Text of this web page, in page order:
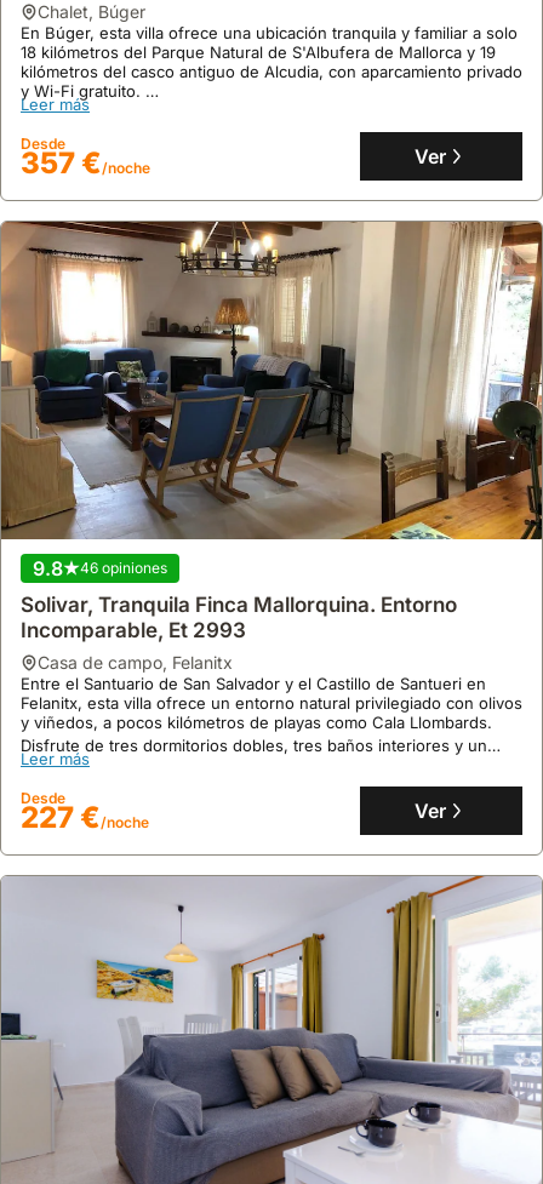
chalet, Búger
En Búger, esta villa ofrece una ubicación tranquila y familiar a solo
18 kilómetros del Parque Natural de S'Albufera de Mallorca y 19
kilómetros del casco antiguo de Alcudia, con aparcamiento privado
y Wi-Fi gratuito.
Este espacioso chalé de 90 m² con aire acondicionado dispone de
2 dormitorios para 7 personas, cocina equipada con lavavajillas, y
una piscina exterior rodeada de jardín, perfecto para alquileres
vacacionales en la zona.
Leer más
Desde
357 €/noche Ver
9.8 46 opiniones
Solivar, Tranquila Finca Mallorquina. Entorno
Incomparable, Et 2993
casa de campo, Felanitx
Entre el Santuario de San Salvador y el Castillo de Santueri en
Felanitx, esta villa ofrece un entorno natural privilegiado con olivos
y viñedos, a pocos kilómetros de playas como Cala Llombards.
Disfrute de tres dormitorios dobles, tres baños interiores y un
baño exterior junto a la piscina, además de una cocina abierta,
amplias terrazas con vistas a la montaña y una barbacoa, perfecto
para unas vacaciones familiares.
Leer más
Desde
227 €/noche Ver